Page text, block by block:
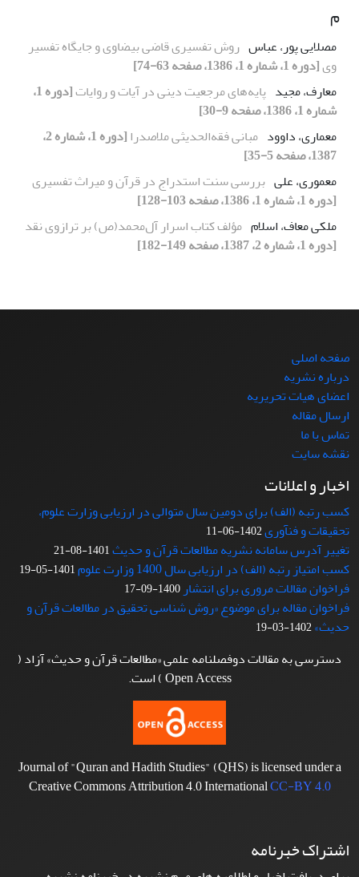
م
مصلایی پور، عباس روش تفسیری قاضی بیضاوی و جایگاه تفسیر
وی[دوره 1، شماره 1، 1386، صفحه 63-74]
معارف، مجید پایه‌های مرجعیت دینی در آیات و روایات
[دوره 1،
شماره 1، 1386، صفحه 9-30]
معماری، داوود مبانی فقه‌الحدیثی ملاصدرا
[دوره 1، شماره 2،
1387، صفحه 5-35]
معموری، علی بررسی سنت استدراج در قرآن و میراث تفسیری
[دوره 1، شماره 1، 1386، صفحه 103-128]
ملکی معاف، اسلام مؤلف کتاب اسرار آل‌محمد(ص) بر ترازوی نقد
[دوره 1، شماره 2، 1387، صفحه 149-182]
صفحه اصلی
درباره نشریه
اعضای هیات تحریریه
ارسال مقاله
تماس با ما
نقشه سایت
اخبار و اعلانات
کسب رتبه (الف) برای دومین سال متوالی در ارزیابی وزارت علوم،
تحقیقات و فنآوری1402-06-11
تغییر آدرس سامانه نشریه مطالعات قرآن و حدیث1401-08-21
کسب امتیاز رتبه (الف) در ارزیابی سال 1400 وزارت علوم 1401-05-19
فراخوان مقالات مروری برای انتشار 1400-09-17
فراخوان مقاله برای موضوع «روش شناسی تحقیق در مطالعات قرآن و
حدیث»1402-03-19
دسترسی به مقالات دوفصلنامه علمی «مطالعات قرآن و حدیث» آزاد (
Open Access ) است.
Journal of "Quran and Hadith Studies" (QHS) is licensed under a
Creative Commons Attribution 4.0 InternationalCC-BY 4.0
اشتراک خبرنامه